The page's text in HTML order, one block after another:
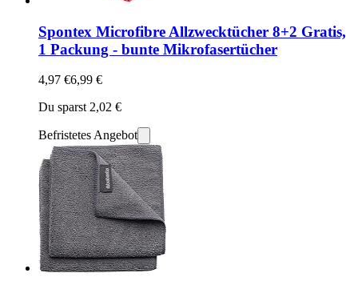
Spontex Microfibre Allzwecktücher 8+2 Gratis,
1 Packung - bunte Mikrofasertücher
4,97 €6,99 €
Du sparst 2,02 €
Befristetes Angebot